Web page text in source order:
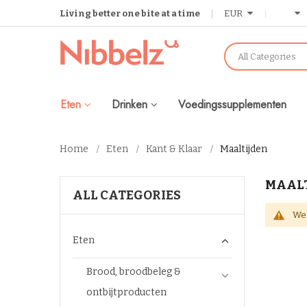
Living better one bite at a time EUR
All Categories
Eten Drinken Voedingssupplementen
Home Eten Kant & Klaar Maaltijden
ALL CATEGORIES
Eten
Brood, broodbeleg &
ontbijtproducten